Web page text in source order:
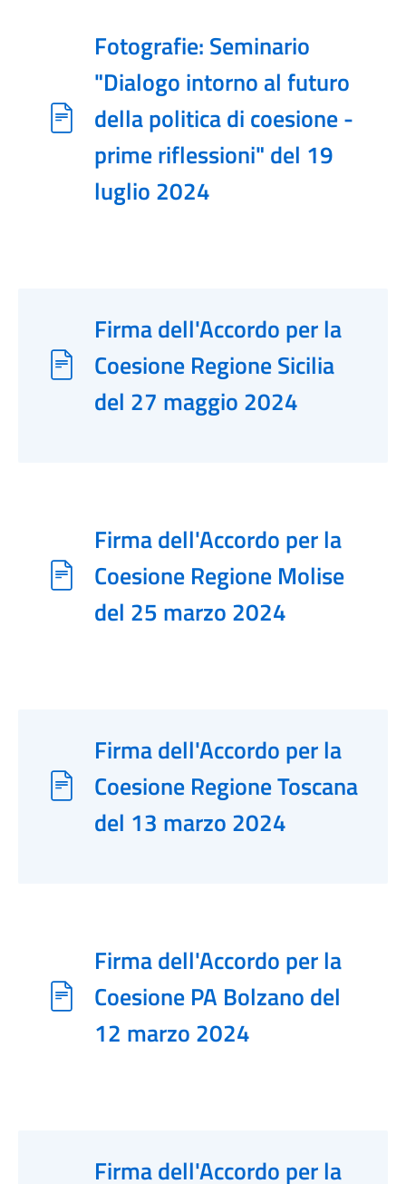
Fotografie: Seminario
"Dialogo intorno al futuro
della politica di coesione -
prime riflessioni" del 19
luglio 2024
Firma dell'Accordo per la
Coesione Regione Sicilia
del 27 maggio 2024
Firma dell'Accordo per la
Coesione Regione Molise
del 25 marzo 2024
Firma dell'Accordo per la
Coesione Regione Toscana
del 13 marzo 2024
Firma dell'Accordo per la
Coesione PA Bolzano del
12 marzo 2024
Firma dell'Accordo per la